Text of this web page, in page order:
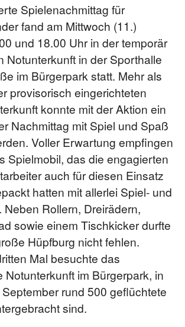
Spielenachmittag für
fand am Mittwoch (11.)
und 18.00 Uhr in der temporär
Notunterkunft in der Sporthalle
im Bürgerpark statt. Mehr als
provisorisch eingerichteten
konnte mit der Aktion ein
Nachmittag mit Spiel und Spaß
Voller Erwartung empfingen
Spielmobil, das die engagierten
auch für diesen Einsatz
hatten mit allerlei Spiel- und
Neben Rollern, Dreirädern,
sowie einem Tischkicker durfte
Hüpfburg nicht fehlen.
Mal besuchte das
Notunterkunft im Bürgerpark, in
rund 500 geflüchtete
sind.